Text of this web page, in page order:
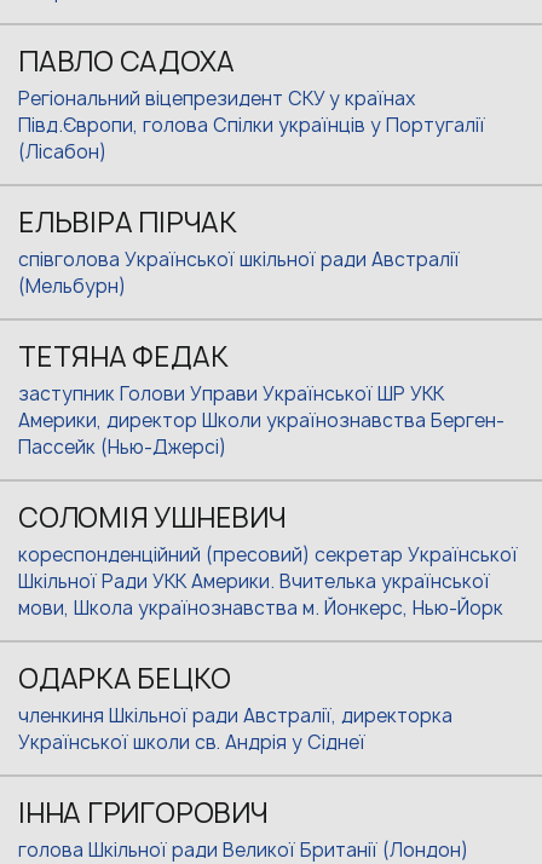
ПАВЛО САДОХА
Регіональний віцепрезидент СКУ у країнах
Півд.Європи, голова Спілки українців у Португалії
(Лісабон)
ЕЛЬВІРА ПІРЧАК
співголова Української шкільної ради Австралії
(Мельбурн)
ТЕТЯНА ФЕДАК
заступник Голови Управи Української ШР УКК
Америки, директор Школи українознавства Берген-
Пассейк (Нью-Джерсі)
СОЛОМІЯ УШНЕВИЧ
кореспонденційний (пресовий) секретар Української
Шкільної Ради УКК Америки. Вчителька української
мови, Школа українознавства м. Йонкерс, Нью-Йорк
ОДАРКА БЕЦКО
членкиня Шкільної ради Австралії, директорка
Української школи св. Андрія у Сіднеї
ІННА ГРИГОРОВИЧ
голова Шкільної ради Великої Британії (Лондон)